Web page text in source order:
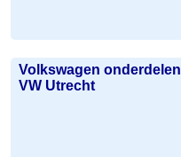
Volkswagen onderdelen
VW Utrecht